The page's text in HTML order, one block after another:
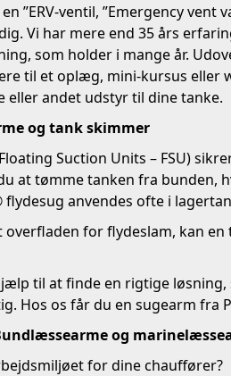
”ERV-ventil, ”Emergency vent
Vi har mere end 35 års
som holder i mange år.
til et oplæg, mini-kursus
eller andet udstyr til dine tanke.
og tank skimmer
Suction Units – FSU)
at tømme tanken fra bunden,
flydesug anvendes ofte i
overfladen for flydeslam, kan
til at finde en rigtige
Hos os får du en sugearm fra
og
for dine chauffører?